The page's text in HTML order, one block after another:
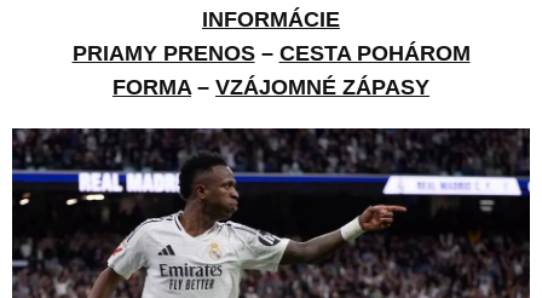
INFORMÁCIE
PRIAMY PRENOS– CESTA POHÁROM
FORMA– VZÁJOMNÉ ZÁPASY